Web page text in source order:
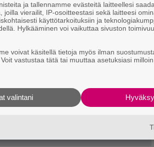
ja tallennamme evästeitä laitteellesi
joilla vierailit, IP-osoitteestasi sekä laitteesi
käyttötarkoituksiin ja
Hylkääminen voi vaikuttaa sivuston
voivat käsitellä tietoja myös ilman
vastustaa tätä tai muuttaa asetuksiasi
valintani